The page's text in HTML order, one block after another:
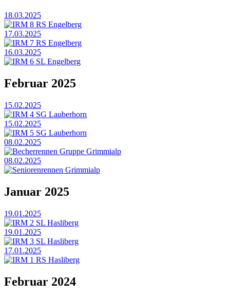
18.03.2025
IRM 8 RS Engelberg
17.03.2025
IRM 7 RS Engelberg
16.03.2025
IRM 6 SL Engelberg
Februar 2025
15.02.2025
IRM 4 SG Lauberhorn
15.02.2025
IRM 5 SG Lauberhorn
08.02.2025
Becherrennen Gruppe Grimmialp
08.02.2025
Seniorenrennen Grimmialp
Januar 2025
19.01.2025
IRM 2 SL Hasliberg
19.01.2025
IRM 3 SL Hasliberg
17.01.2025
IRM 1 RS Hasliberg
Februar 2024